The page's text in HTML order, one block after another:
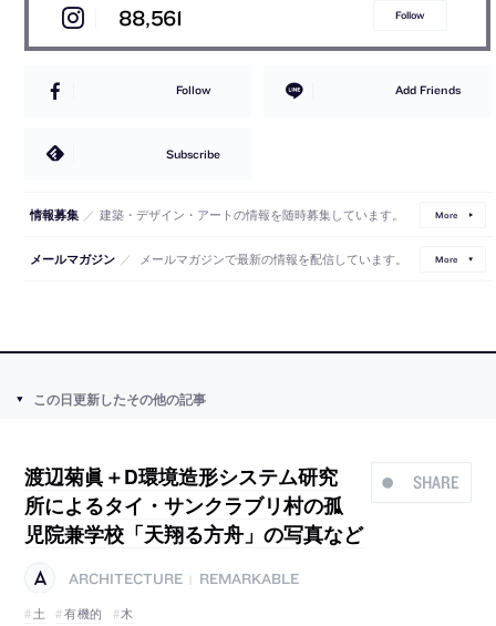
88,561 Follow
Follow Add Friends
Subscribe
情報募集 ／ 建築・デザイン・アートの情報を随時募集しています。 More
メールマガジン ／ メールマガジンで最新の情報を配信しています。 More
この日更新したその他の記事
SHARE
渡辺菊眞＋D環境造形システム研究
所によるタイ・サンクラブリ村の孤
児院兼学校「天翔る方舟」の写真など
ARCHITECTURE
REMARKABLE
土
有機的 木